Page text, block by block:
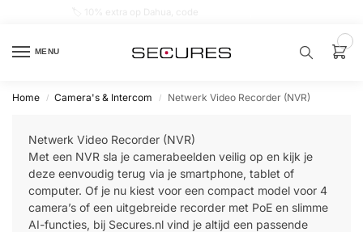
MENU
Home / Camera's & Intercom / Netwerk Video Recorder (NVR)
Netwerk Video Recorder (NVR)
Met een NVR sla je camerabeelden veilig op en kijk je
deze eenvoudig terug via je smartphone, tablet of
computer. Of je nu kiest voor een compact model voor 4
camera’s of een uitgebreide recorder met PoE en slimme
AI-functies, bij Secures.nl vind je altijd een passende